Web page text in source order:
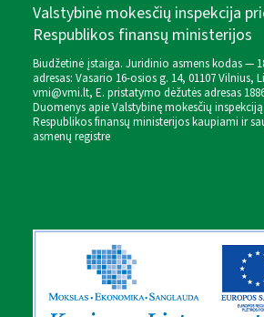
Valstybinė mokesčių inspekcija
Respublikos finansų ministerijos
Biudžetinė įstaiga. Juridinio asmens kodas —
adresas: Vasario 16-osios g. 14, 01107 Vilnius,
vmi@vmi.lt, E. pristatymo dėžutės adresas
Duomenys apie Valstybinę mokesčių
Respublikos finansų ministerijos kaupiami ir
asmenų registre